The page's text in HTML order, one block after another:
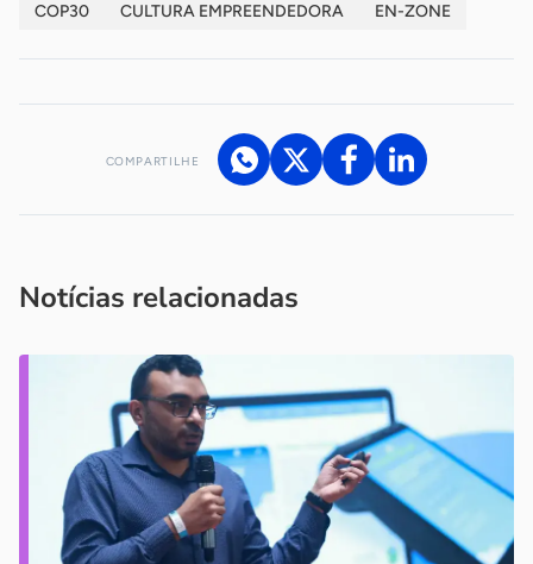
COP30 CULTURA EMPREENDEDORA EN-ZONE
COMPARTILHE
Notícias relacionadas